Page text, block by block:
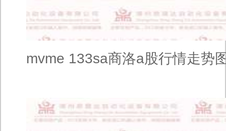
mvme 133sa商洛a股行情走势